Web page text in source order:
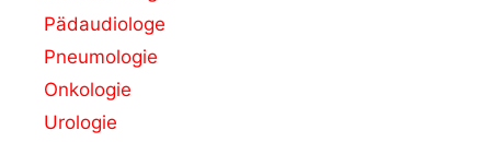
Pädaudiologe
Pneumologie
Onkologie
Urologie